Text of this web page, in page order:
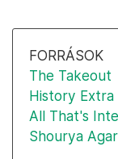
FORRÁSOK
The Takeout
History Extra
All That's
Shourya